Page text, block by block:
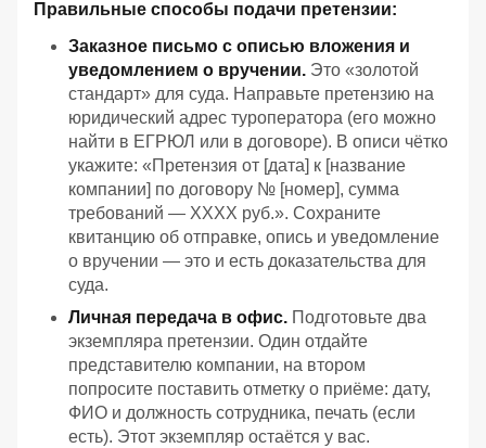
Правильные способы подачи претензии:
Заказное письмо с описью вложения и
уведомлением о вручении. Это «золотой
стандарт» для суда. Направьте претензию на
юридический адрес туроператора (его можно
найти в ЕГРЮЛ или в договоре). В описи чётко
укажите: «Претензия от [дата] к [название
компании] по договору № [номер], сумма
требований — ХХХХ руб.». Сохраните
квитанцию об отправке, опись и уведомление
о вручении — это и есть доказательства для
суда.
Личная передача в офис. Подготовьте два
экземпляра претензии. Один отдайте
представителю компании, на втором
попросите поставить отметку о приёме: дату,
ФИО и должность сотрудника, печать (если
есть). Этот экземпляр остаётся у вас.